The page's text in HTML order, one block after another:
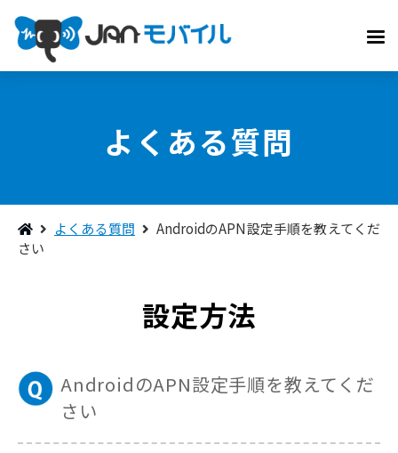
よくある質問
よくある質問
AndroidのAPN設定手順を教えてくだ
さい
設定方法
AndroidのAPN設定手順を教えてくだ
さい